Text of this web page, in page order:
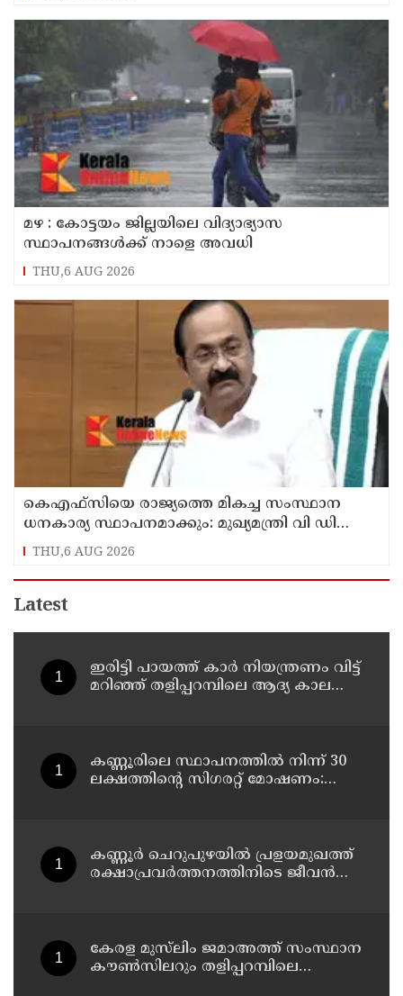
മഴ : കോട്ടയം ജില്ലയിലെ വിദ്യാഭ്യാസ
സ്ഥാപനങ്ങൾക്ക് നാളെ അവധി
THU,6 AUG 2026
കെഎഫ്‌സിയെ രാജ്യത്തെ മികച്ച സംസ്ഥാന
ധനകാര്യ സ്ഥാപനമാക്കും: മുഖ്യമന്ത്രി വി ഡി
സതീശൻ
THU,6 AUG 2026
Latest
ഇരിട്ടി പായത്ത് കാർ നിയന്ത്രണം വിട്ട്
മറിഞ്ഞ് തളിപ്പറമ്പിലെ ആദ്യ കാല
കണ്ണൂരിലെ സ്ഥാപനത്തിൽ നിന്ന് 30
ലക്ഷത്തിന്റെ സിഗരറ്റ് മോഷണം:
കണ്ണൂർ ചെറുപുഴയിൽ പ്രളയമുഖത്ത്
രക്ഷാപ്രവർത്തനത്തിനിടെ ജീവൻ
കേരള മുസ്‌ലിം ജമാഅത്ത് സംസ്ഥാന
കൗൺസിലറും തളിപ്പറമ്പിലെ